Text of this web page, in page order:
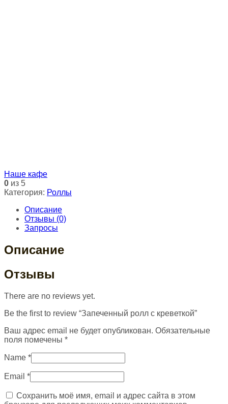
Наше кафе
0 из 5
Категория: Роллы
Описание
Отзывы (0)
Запросы
Описание
Отзывы
There are no reviews yet.
Be the first to review “Запеченный ролл с креветкой”
Ваш адрес email не будет опубликован. Обязательные
поля помечены *
Name *
Email *
Сохранить моё имя, email и адрес сайта в этом